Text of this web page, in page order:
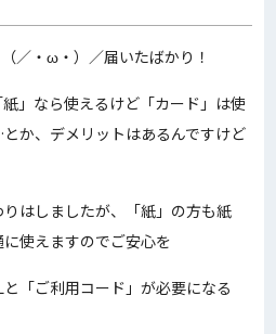
／・ω・）／届いたばかり！
」なら使えるけど「カード」は使
か、デメリットはあるんですけど
りはしましたが、「紙」の方も紙
使えますのでご安心を
「ご利用コード」が必要になる